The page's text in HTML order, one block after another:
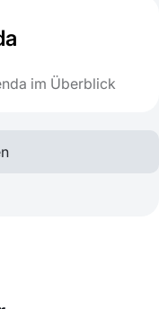
im Überblick